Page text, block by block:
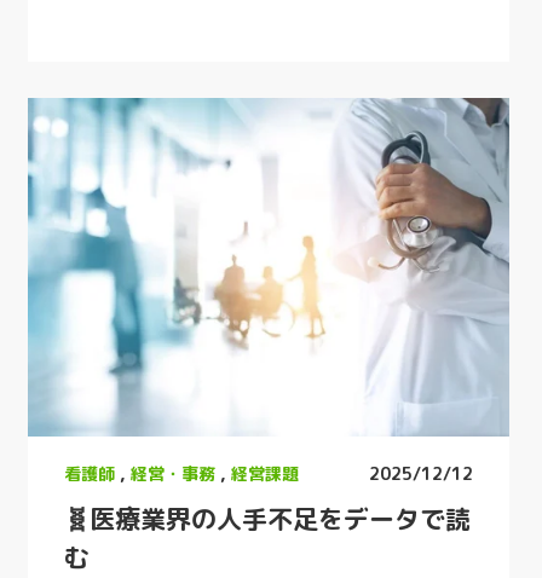
2025/12/12
看護師 , 経営・事務 , 経営課題
🧬医療業界の人手不足をデータで読
む